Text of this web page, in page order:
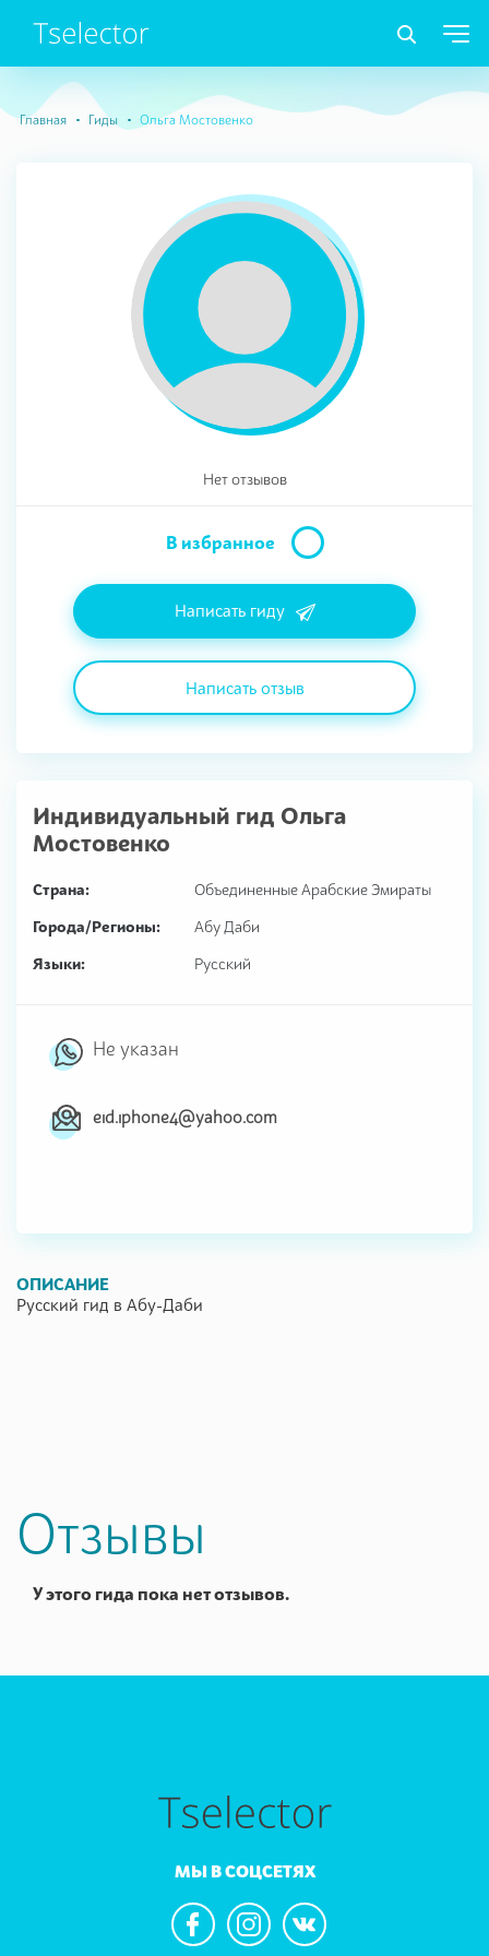
Главная Гиды Ольга Мостовенко
Нет отзывов
В избранное
Написать гиду
Написать отзыв
Индивидуальный гид Ольга
Мостовенко
Страна:
Объединенные Арабские Эмираты
Города/Регионы:
Абу Даби
Языки:
Русский
Не указан
eid.iphone4@yahoo.com
ОПИСАНИЕ
Русский гид в Абу-Даби
Отзывы
У этого гида пока нет отзывов.
МЫ В СОЦСЕТЯХ